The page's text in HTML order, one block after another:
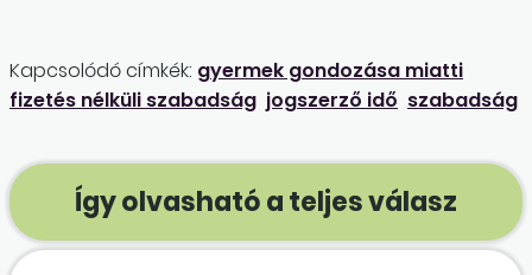
Kapcsolódó címkék: gyermek gondozása miatti
fizetés nélküli szabadság jogszerző idő szabadság
Így olvasható a teljes válasz